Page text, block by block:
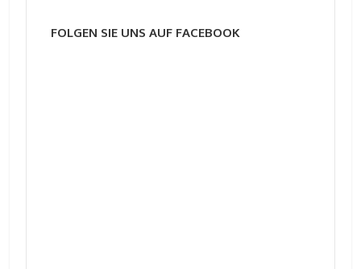
FOLGEN SIE UNS AUF FACEBOOK